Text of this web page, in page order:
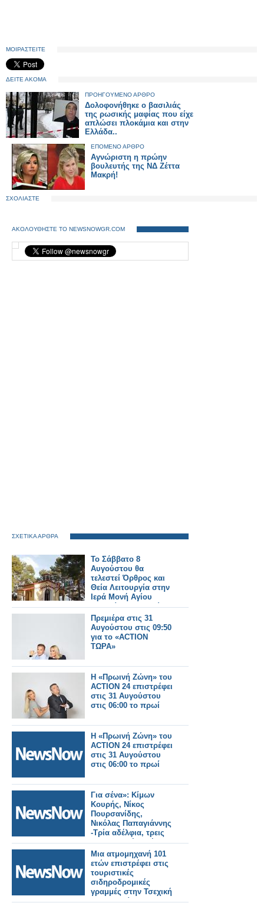
ΜΟΙΡΑΣΤΕΙΤΕ
ΔΕΙΤΕ ΑΚΟΜΑ
ΠΡΟΗΓΟΥΜΕΝΟ ΑΡΘΡΟ
Δολοφονήθηκε ο βασιλιάς
της ρωσικής μαφίας που είχε
απλώσει πλοκάμια και στην
Ελλάδα..
ΕΠΟΜΕΝΟ ΑΡΘΡΟ
Αγνώριστη η πρώην
βουλευτής της ΝΔ Ζέττα
Μακρή!
ΣΧΟΛΙΑΣΤΕ
ΑΚΟΛΟΥΘΗΣΤΕ ΤΟ NEWSNOWGR.COM
ΣΧΕΤΙΚΑ ΑΡΘΡΑ
Το Σάββατο 8
Αυγούστου θα
τελεστεί Όρθρος και
Θεία Λειτουργία στην
Ιερά Μονή Αγίου
Γεωργίου Αστακού
στις 07:00 το πρωί.
Πρεμιέρα στις 31
Αυγούστου στις 09:50
για το «ACTION
ΤΩΡΑ»
Η «Πρωινή Ζώνη» του
ACTION 24 επιστρέφει
στις 31 Αυγούστου
στις 06:00 το πρωί
Η «Πρωινή Ζώνη» του
ACTION 24 επιστρέφει
στις 31 Αυγούστου
στις 06:00 το πρωί
Για σένα»: Κίμων
Κουρής, Νίκος
Πουρσανίδης,
Νικόλας Παπαγιάννης
-Τρία αδέλφια, τρεις
διαφορετικές αλήθειες
!Μια ατμομηχανή 101
ετών επιστρέφει στις
τουριστικές
σιδηροδρομικές
γραμμές στην Τσεχική
Δημοκρατία.